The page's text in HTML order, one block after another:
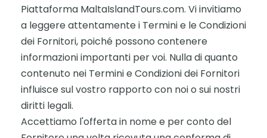
Piattaforma MaltaIslandTours.com. Vi invitiamo
a leggere attentamente i Termini e le Condizioni
dei Fornitori, poiché possono contenere
informazioni importanti per voi. Nulla di quanto
contenuto nei Termini e Condizioni dei Fornitori
influisce sul vostro rapporto con noi o sui nostri
diritti legali.
Accettiamo l'offerta in nome e per conto del